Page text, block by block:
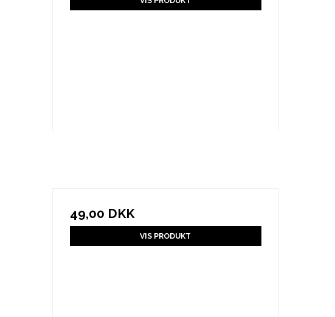
49,00 DKK
VIS PRODUKT